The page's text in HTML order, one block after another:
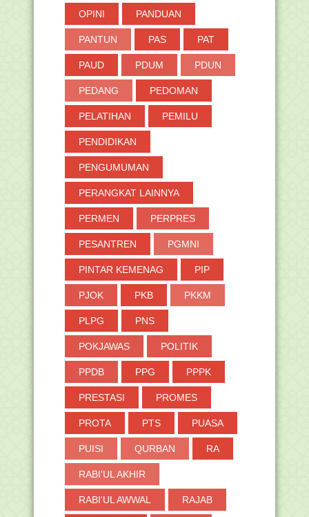
OPINI PANDUAN
PANTUN PAS PAT
PAUD PDUM PDUN
PEDANG PEDOMAN
PELATIHAN PEMILU
PENDIDIKAN
PENGUMUMAN
PERANGKAT LAINNYA
PERMEN PERPRES
PESANTREN PGMNI
PINTAR KEMENAG PIP
PJOK PKB PKKM
PLPG PNS
POKJAWAS POLITIK
PPDB PPG PPPK
PRESTASI PROMES
PROTA PTS PUASA
PUISI QURBAN RA
RABI'UL AKHIR
RABI'UL AWWAL RAJAB